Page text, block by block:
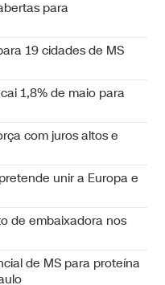
para
19 cidades de MS
1,8% de maio para
com juros altos e
unir a Europa e
de embaixadora nos
de MS para proteína